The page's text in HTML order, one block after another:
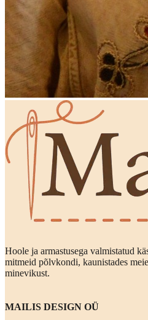
Hoole ja armastusega valmistatud
mitmeid põlvkondi, kaunistades
minevikust.
MAILIS DESIGN OÜ